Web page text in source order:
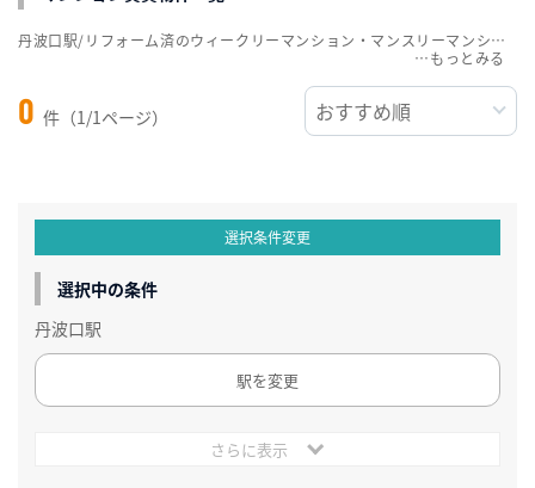
0 件（1/1ページ）
丹波口駅/リフォーム済のウィークリーマンション・マンスリーマンション賃貸物件一覧を掲載中。敷金・礼金無料、家具・家電付をご紹介。こだわり条件での絞込みも簡単！
…
選択条件変更
選択中の条件
丹波口駅
駅を変更
さらに表示